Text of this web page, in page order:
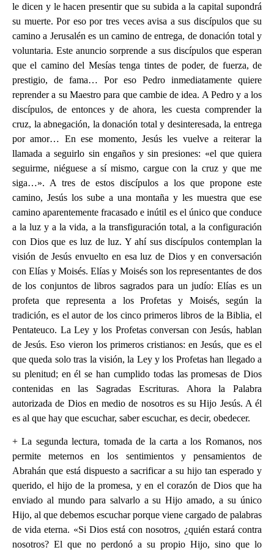
le dicen y le hacen presentir que su subida a la capital supondrá
su muerte. Por eso por tres veces avisa a sus discípulos que su
camino a Jerusalén es un camino de entrega, de donación total y
voluntaria. Este anuncio sorprende a sus discípulos que esperan
que el camino del Mesías tenga tintes de poder, de fuerza, de
prestigio, de fama… Por eso Pedro inmediatamente quiere
reprender a su Maestro para que cambie de idea. A Pedro y a los
discípulos, de entonces y de ahora, les cuesta comprender la
cruz, la abnegación, la donación total y desinteresada, la entrega
por amor… En ese momento, Jesús les vuelve a reiterar la
llamada a seguirlo sin engaños y sin presiones: «el que quiera
seguirme, niéguese a sí mismo, cargue con la cruz y que me
siga…». A tres de estos discípulos a los que propone este
camino, Jesús los sube a una montaña y les muestra que ese
camino aparentemente fracasado e inútil es el único que conduce
a la luz y a la vida, a la transfiguración total, a la configuración
con Dios que es luz de luz. Y ahí sus discípulos contemplan la
visión de Jesús envuelto en esa luz de Dios y en conversación
con Elías y Moisés. Elías y Moisés son los representantes de dos
de los conjuntos de libros sagrados para un judío: Elías es un
profeta que representa a los Profetas y Moisés, según la
tradición, es el autor de los cinco primeros libros de la Biblia, el
Pentateuco. La Ley y los Profetas conversan con Jesús, hablan
de Jesús. Eso vieron los primeros cristianos: en Jesús, que es el
que queda solo tras la visión, la Ley y los Profetas han llegado a
su plenitud; en él se han cumplido todas las promesas de Dios
contenidas en las Sagradas Escrituras. Ahora la Palabra
autorizada de Dios en medio de nosotros es su Hijo Jesús. A él
es al que hay que escuchar, saber escuchar, es decir, obedecer.
‪+ La segunda lectura, tomada de la carta a los Romanos, nos
permite meternos en los sentimientos y pensamientos de
Abrahán que está dispuesto a sacrificar a su hijo tan esperado y
querido, el hijo de la promesa, y en el corazón de Dios que ha
enviado al mundo para salvarlo a su Hijo amado, a su único
Hijo, al que debemos escuchar porque viene cargado de palabras
de vida eterna. «Si Dios está con nosotros, ¿quién estará contra
nosotros? El que no perdonó a su propio Hijo, sino que lo